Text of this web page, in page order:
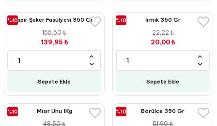
%10İspir Şeker Fasülyesi 350 Gr
155,50 ₺
139,95 ₺
Sepete Ekle
%10 İrmik 350 Gr
22,22 ₺
20,00 ₺
Sepete Ekle
%10 Mısır Unu 1Kg
48,50 ₺
%10 Börülce 350 Gr
51,90 ₺